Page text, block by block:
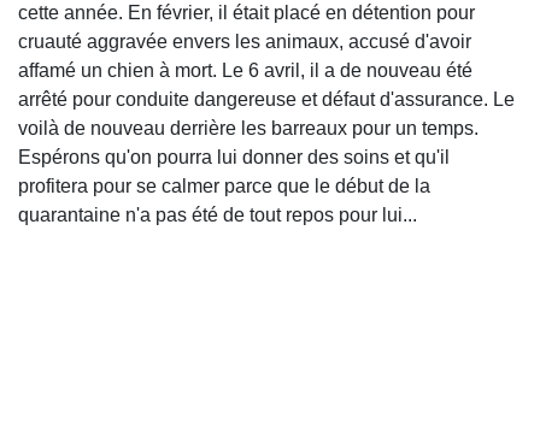
cette année. En février, il était placé en détention pour
cruauté aggravée envers les animaux, accusé d'avoir
affamé un chien à mort. Le 6 avril, il a de nouveau été
arrêté pour conduite dangereuse et défaut d'assurance. Le
voilà de nouveau derrière les barreaux pour un temps.
Espérons qu'on pourra lui donner des soins et qu'il
profitera pour se calmer parce que le début de la
quarantaine n'a pas été de tout repos pour lui...